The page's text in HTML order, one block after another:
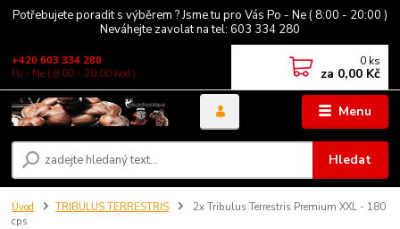
Potřebujete poradit s výběrem ? Jsme tu pro Vás Po - Ne ( 8:00 - 20:00 )
Neváhejte zavolat na tel: 603 334 280
Menu
Hledat
+420 603 334 280
Po - Ne ( 8:00 - 20:00 hod )
0 ks
za 0,00 Kč
Úvod TRIBULUS TERRESTRIS
2x Tribulus Terrestris Premium XXL - 180
cps